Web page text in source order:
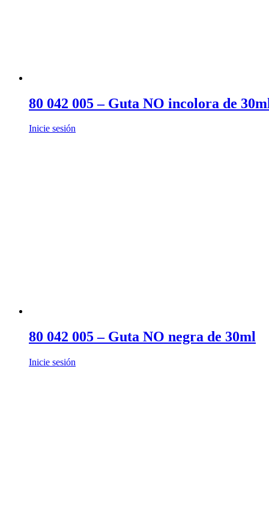
80 042 005 – Guta NO incolora de
Inicie sesión
80 042 005 – Guta NO negra de 30ml
Inicie sesión